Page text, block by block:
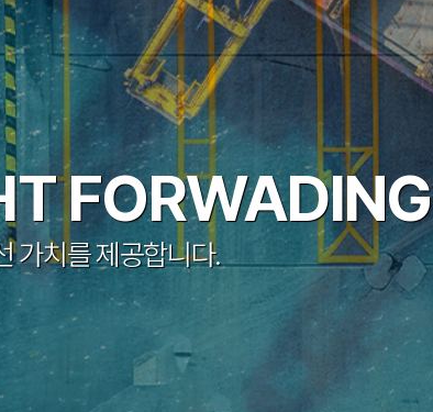
FORWADING
가치를 제공합니다.